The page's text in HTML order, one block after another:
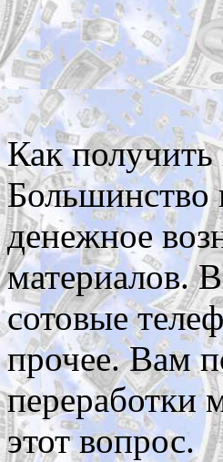
Как получить
Большинство
денежное
материалов.
сотовые
прочее. Вам
переработки
этот вопрос.